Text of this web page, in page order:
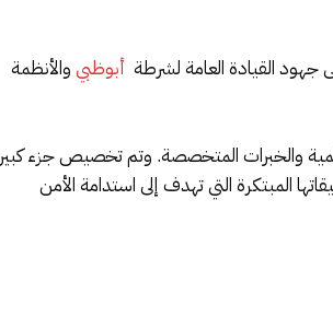
جهود القيادة العامة لشرطة أبوظبي والأنظمة
والخبرات المتخصصة. وتم تخصيص جزء كبير
المبتكرة التي تهدف إلى استدامة الأمن